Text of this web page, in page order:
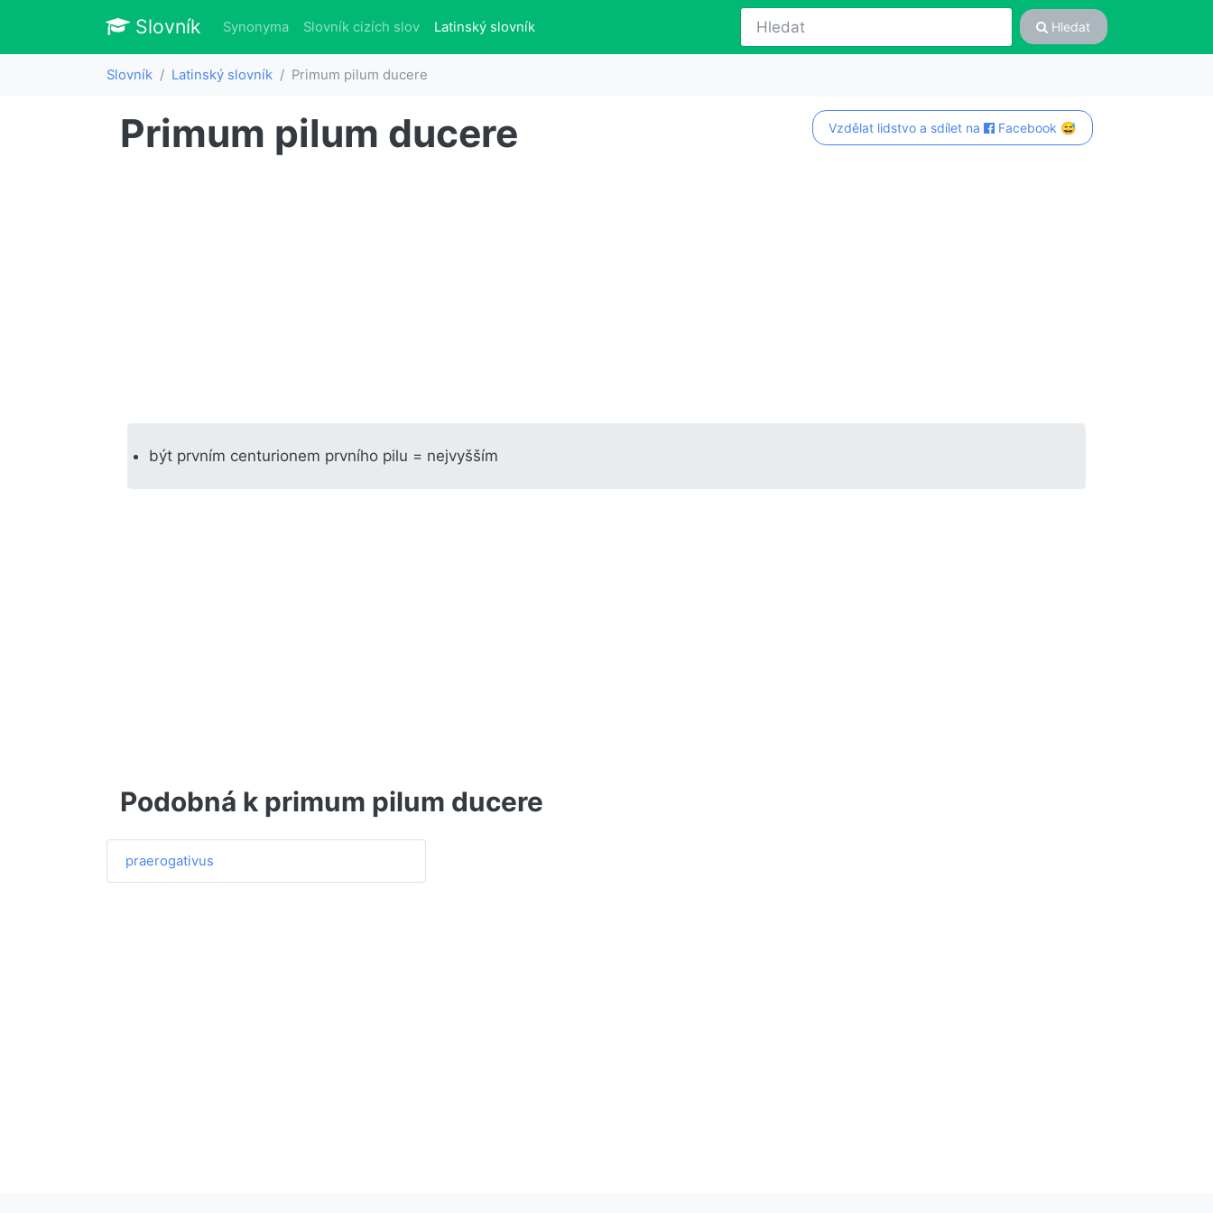
Slovník Slovník
Synonyma Slovník cizích slov Latinský slovník(aktuálně) Hledat
Slovník Latinský slovník Primum pilum ducere
Vzdělat lidstvo a sdílet na Facebook 😅
Primum pilum ducere
být prvním centurionem prvního pilu = nejvyšším
Podobná k primum pilum ducere
praerogativus